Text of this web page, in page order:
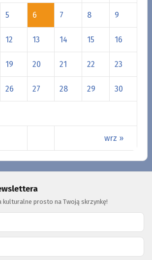
wrz »
5 6 7 8 9
12 13 14 15 16
19 20 21 22 23
26 27 28 29 30
kulturalne prosto na Twoją skrzynkę!